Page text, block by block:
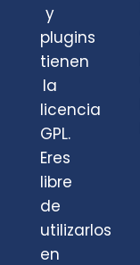
y
plugins
tienen
la
licencia
GPL.
Eres
libre
de
utilizarlos
en